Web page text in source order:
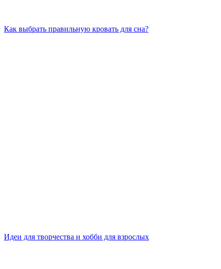
Как выбрать правильную кровать для сна?
Идеи для творчества и хобби для взрослых